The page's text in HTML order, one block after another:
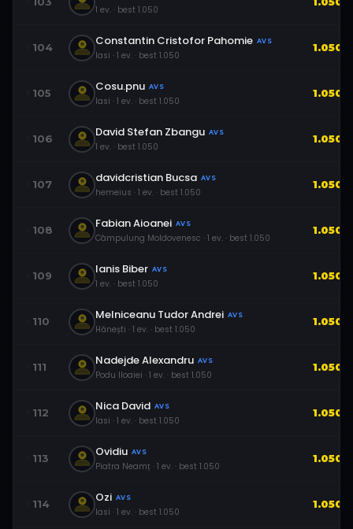
1 ev. · best 1.050
104 Constantin Cristofor Pahomie AVS
Iasi · 1 ev. · best 1.050
1.050
105 Cosu.pnu AVS
Iasi · 1 ev. · best 1.050
1.050
106 David Stefan Zbangu AVS
1 ev. · best 1.050
1.050
107 davidcristian Bucsa AVS
hemeius · 1 ev. · best 1.050
1.050
108 Fabian Aioanei AVS
Câmpulung Moldovenesc · 1 ev. · best 1.050
1.050
109 Ianis Biber AVS
1 ev. · best 1.050
1.050
110 Melniceanu Tudor Andrei AVS
Hănești · 1 ev. · best 1.050
1.050
111 Nadejde Alexandru AVS
Podu Iloaiei · 1 ev. · best 1.050
1.050
112 Nica David AVS
Iasi · 1 ev. · best 1.050
1.050
113 Ovidiu AVS
Piatra Neamț · 1 ev. · best 1.050
1.050
114 Ozi AVS
Iasi · 1 ev. · best 1.050
1.050